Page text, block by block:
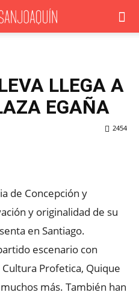
LLEGA A
EGAÑA
2454
de Concepción y
y originalidad de su
en Santiago.
escenario con
Profetica, Quique
más. También han